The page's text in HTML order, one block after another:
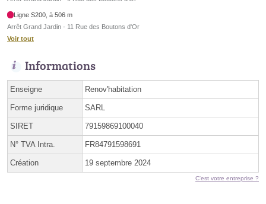
Ligne S200, à 506 m
Arrêt Grand Jardin - 11 Rue des Boutons d'Or
Voir tout
Informations
Enseigne Renov'habitation
Forme juridique SARL
SIRET 79159869100040
N° TVA Intra. FR84791598691
Création 19 septembre 2024
C'est votre entreprise ?